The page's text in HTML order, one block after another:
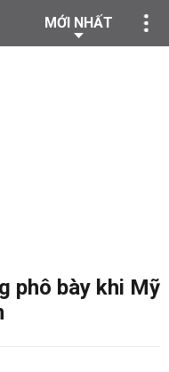
MỚI NHẤT
phô bày khi Mỹ